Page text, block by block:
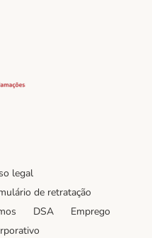
Method
legal
de retratação
DSA
Emprego